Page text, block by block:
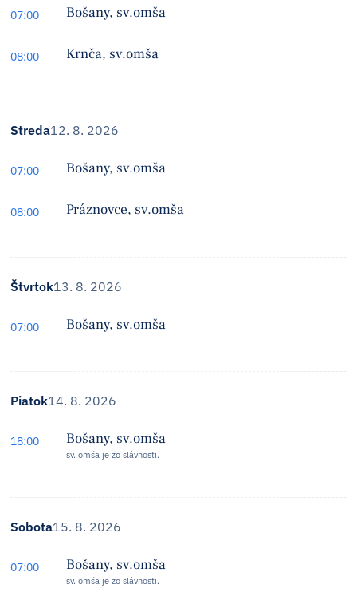
07:00 Bošany, sv.omša
08:00 Krnča, sv.omša
Streda12. 8. 2026
07:00 Bošany, sv.omša
08:00 Práznovce, sv.omša
Štvrtok13. 8. 2026
07:00 Bošany, sv.omša
Piatok14. 8. 2026
18:00 Bošany, sv.omša
sv. omša je zo slávnosti.
Sobota15. 8. 2026
07:00 Bošany, sv.omša
sv. omša je zo slávnosti.